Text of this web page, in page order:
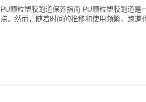
PU颗粒塑胶跑道保养指南 PU颗粒塑胶跑道
点。然而，随着时间的推移和使用频繁，跑道